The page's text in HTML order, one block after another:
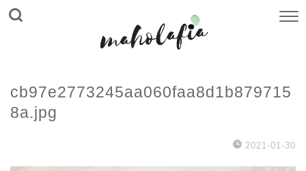
cb97e2773245aa060faa8d1b879715
8a.jpg
2021-01-30